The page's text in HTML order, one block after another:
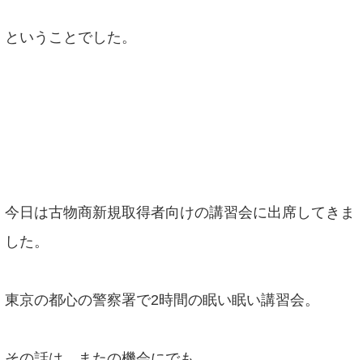
ということでした。
今日は古物商新規取得者向けの講習会に出席してきま
した。
東京の都心の警察署で2時間の眠い眠い講習会。